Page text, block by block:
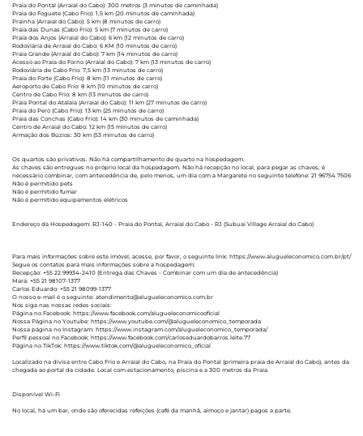
Praia do Pontal (Arraial do Cabo): 300 metros (3 minutos de caminhada)
Praia do Foguete (Cabo Frio): 1,5 km (20 minutos de caminhada)
Prainha (Arraial do Cabo): 5 km (8 minutos de carro)
Praia das Dunas (Cabo Frio): 5 km (7 minutos de carro)
Praia dos Anjos (Arraial do Cabo): 6 km (12 minutos de carro)
Rodoviária de Arraial do Cabo: 6 KM (10 minutos de carro)
Praia Grande (Arraial do Cabo): 7 km (14 minutos de carro)
Acesso ao Praia do Forno (Arraial do Cabo): 7 km (13 minutos de carro)
Rodoviária de Cabo Frio: 7,5 km (13 minutos de carro)
Praia do Forte (Cabo Frio): 8 km (11 minutos de carro)
Aeroporto de Cabo Frio: 8 km (10 minutos de carro)
Centro de Cabo Frio: 8 km (13 minutos de carro)
Praia Pontal do Atalaia (Arraial do Cabo): 11 km (27 minutos de carro)
Praia do Peró (Cabo Frio): 13 km (25 minutos de carro)
Praia das Conchas (Cabo Frio): 14 km (30 minutos de caminhada)
Centro de Arraial do Cabo: 12 km (15 minutos de carro)
Armação dos Búzios: 30 km (53 minutos de carro)
Os quartos são privativos. Não há compartilhamento de quarto na hospedagem.
As chaves são entregues no próprio local da hospedagem. Não há recepção no local, para pegar as chaves, é
necessário combinar, com antecedência de, pelo menos, um dia com a Margarete no seguinte telefone: 21 96754 7506
Não é permitido pets
Não é permitido fumar
Não é permitido equipamentos elétricos
Endereço da Hospedagem: RJ-140 - Praia do Pontal, Arraial do Cabo - RJ (Subuai Village Arraial do Cabo)
Para mais informações sobre este imóvel, acesse, por favor, o seguinte link: https://www.alugueleconomico.com.br/pt/
Segue os contatos para mais informações sobre a hospedagem:
Recepção: +55 22 99934-2410 (Entrega das Chaves - Combinar com um dia de antecedência)
Mara: +55 21 98107-1377
Carlos Eduardo: +55 21 98099-1377
O nosso e-mail é o seguinte: atendimento@alugueleconomico.com.br
Nos siga nas nossas redes sociais:
Página no Facebook: https://www.facebook.com/alugueleconomicooficial
Nossa Página no Youtube: https://www.youtube.com/@alugueleconomico_temporada
Nossa página no Instagram: https://www.instagram.com/alugueleconomico_temporada/
Perfil pessoal no Facebook: https://www.facebook.com/carloseduardobarros.leite.77
Página no TikTok: https://www.tiktok.com/@alugueleconomico_oficial
Localizado na divisa entre Cabo Frio e Arraial do Cabo, na Praia do Pontal (primeira praia de Arraial do Cabo), antes da
chegada ao portal da cidade. Local com estacionamento, piscina e a 300 metros da Praia.
Disponível Wi-Fi
No local, há um bar, onde são oferecidas refeições (café da manhã, almoço e jantar) pagos a parte.